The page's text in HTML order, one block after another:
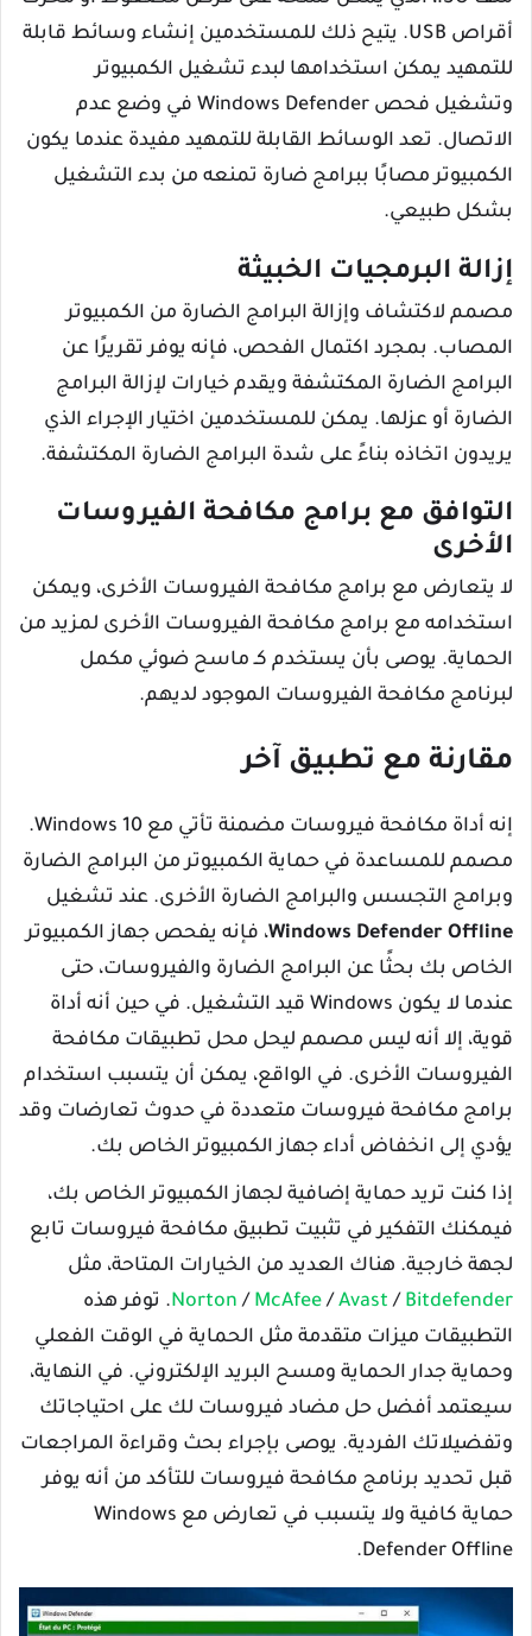
أقراص USB. يتيح ذلك للمستخدمين إنشاء وسائط قابلة
للتمهيد يمكن استخدامها لبدء تشغيل الكمبيوتر
وتشغيل فحص Windows Defender في وضع عدم
الاتصال. تعد الوسائط القابلة للتمهيد مفيدة عندما يكون
الكمبيوتر مصابًا ببرامج ضارة تمنعه ​​من بدء التشغيل
بشكل طبيعي.
إزالة البرمجيات الخبيثة
مصمم لاكتشاف وإزالة البرامج الضارة من الكمبيوتر
المصاب. بمجرد اكتمال الفحص، فإنه يوفر تقريرًا عن
البرامج الضارة المكتشفة ويقدم خيارات لإزالة البرامج
الضارة أو عزلها. يمكن للمستخدمين اختيار الإجراء الذي
يريدون اتخاذه بناءً على شدة البرامج الضارة المكتشفة.
التوافق مع برامج مكافحة الفيروسات
الأخرى
لا يتعارض مع برامج مكافحة الفيروسات الأخرى، ويمكن
استخدامه مع برامج مكافحة الفيروسات الأخرى لمزيد من
الحماية. يوصى بأن يستخدم كـ ماسح ضوئي مكمل
لبرنامج مكافحة الفيروسات الموجود لديهم.
مقارنة مع تطبيق آخر
إنه أداة مكافحة فيروسات مضمنة تأتي مع Windows 10.
مصمم للمساعدة في حماية الكمبيوتر من البرامج الضارة
وبرامج التجسس والبرامج الضارة الأخرى. عند تشغيل
Windows Defender Offline، فإنه يفحص جهاز الكمبيوتر
الخاص بك بحثًا عن البرامج الضارة والفيروسات، حتى
عندما لا يكون Windows قيد التشغيل. في حين أنه أداة
قوية، إلا أنه ليس مصمم ليحل محل تطبيقات مكافحة
الفيروسات الأخرى. في الواقع، يمكن أن يتسبب استخدام
برامج مكافحة فيروسات متعددة في حدوث تعارضات وقد
يؤدي إلى انخفاض أداء جهاز الكمبيوتر الخاص بك.
إذا كنت تريد حماية إضافية لجهاز الكمبيوتر الخاص بك،
فيمكنك التفكير في تثبيت تطبيق مكافحة فيروسات تابع
لجهة خارجية. هناك العديد من الخيارات المتاحة، مثل
Norton / McAfee/ Avast / Bitdefender
. توفر هذه
التطبيقات ميزات متقدمة مثل الحماية في الوقت الفعلي
وحماية جدار الحماية ومسح البريد الإلكتروني. في النهاية،
سيعتمد أفضل حل مضاد فيروسات لك على احتياجاتك
وتفضيلاتك الفردية. يوصى بإجراء بحث وقراءة المراجعات
قبل تحديد برنامج مكافحة فيروسات للتأكد من أنه يوفر
حماية كافية ولا يتسبب في تعارض مع Windows
Defender Offline.